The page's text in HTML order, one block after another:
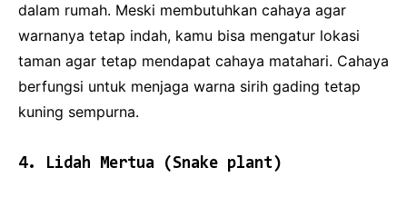
dalam rumah. Meski membutuhkan cahaya agar
warnanya tetap indah, kamu bisa mengatur lokasi
taman agar tetap mendapat cahaya matahari. Cahaya
berfungsi untuk menjaga warna sirih gading tetap
kuning sempurna.
4. Lidah Mertua (Snake plant)